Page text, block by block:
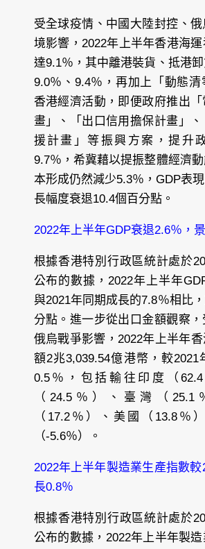
受全球疫情、中國大陸封控、
境影響，2022年上半年香港海
達9.1％，其中離港裝貨、抵港
9.0％、9.4％，再加上「動態
香港經濟活動，即便政府推出
畫」、「出口信用擔保計畫」
援計畫」等振興方案，提升
9.7％，希冀藉以提振整體經濟
本形成仍然減少5.3％，GDP表
長幅度衰退10.4個百分點。
2022年上半年GDP衰退2.6％，
根據香港特別行政區統計處於
公布的數據，2022年上半年
與2021年同期成長的7.8％相比
分點。進一步從出口金額觀察
俄烏戰爭影響，2022年上半年
額2兆3,039.54億港幣，較2021
0.5％，包括輸往印度（
（24.5％）、臺灣（25.1
（17.2％）、美國（13.8％
（-5.6％）。
2022年上半年製造業生產指數較
長0.8％
根據香港特別行政區統計處於
公布的數據，2022年上半年製